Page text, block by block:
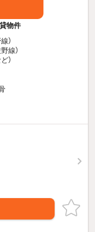
物件
）
線）
）